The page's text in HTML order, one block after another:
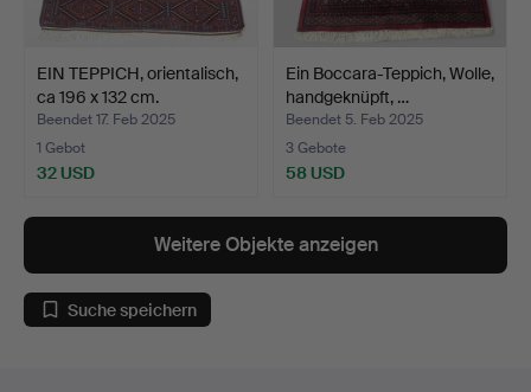
EIN TEPPICH, orientalisch,
ca 196 x 132 cm.
Beendet 17. Feb 2025
1 Gebot
32 USD
Ein Boccara-Teppich, Wolle,
handgeknüpft, …
Beendet 5. Feb 2025
3 Gebote
58 USD
Weitere Objekte anzeigen
Suche speichern